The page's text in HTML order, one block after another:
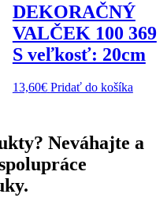
DEKORAČNÝ
VALČEK 100 369
S veľkosť: 20cm
13,60€ Pridať do košíka
Neváhajte a